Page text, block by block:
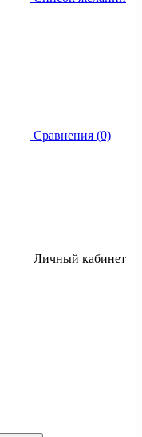
Сравнения (0)
Личный кабинет